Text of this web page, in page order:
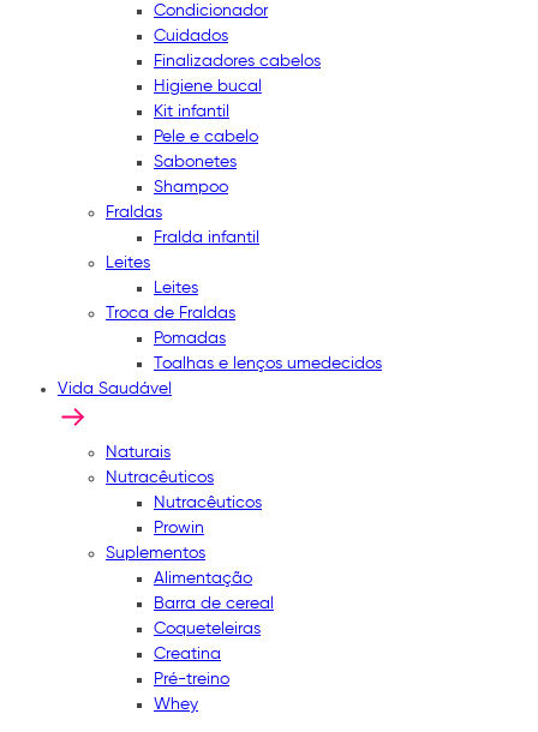
Condicionador
Cuidados
Finalizadores cabelos
Higiene bucal
Kit infantil
Pele e cabelo
Sabonetes
Shampoo
Fraldas
Fralda infantil
Leites
Leites
Troca de Fraldas
Pomadas
Toalhas e lenços umedecidos
Vida Saudável
Naturais
Nutracêuticos
Nutracêuticos
Prowin
Suplementos
Alimentação
Barra de cereal
Coqueteleiras
Creatina
Pré-treino
Whey